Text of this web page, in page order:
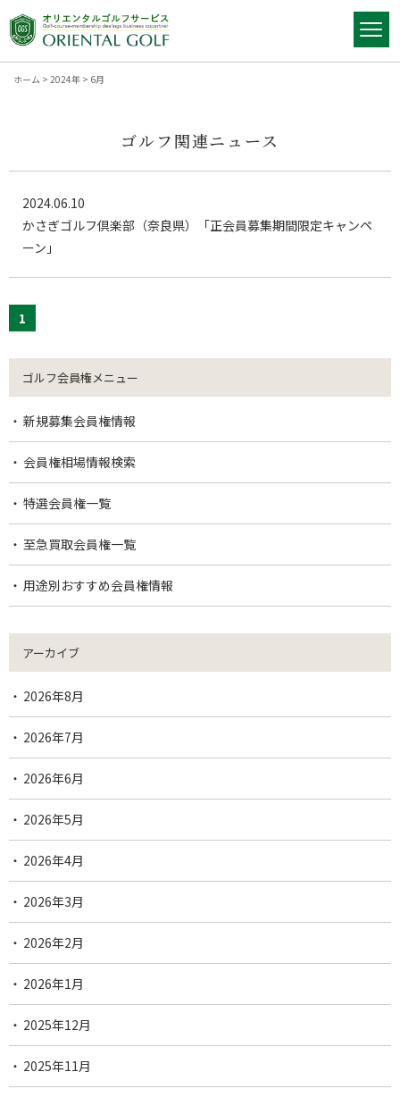
ホーム > 2024年 > 6月
ゴルフ関連ニュース
2024.06.10
かさぎゴルフ倶楽部（奈良県）「正会員募集期間限定キャンペ
ーン」
1
ゴルフ会員権メニュー
新規募集会員権情報
会員権相場情報検索
特選会員権一覧
至急買取会員権一覧
用途別おすすめ会員権情報
アーカイブ
2026年8月
2026年7月
2026年6月
2026年5月
2026年4月
2026年3月
2026年2月
2026年1月
2025年12月
2025年11月